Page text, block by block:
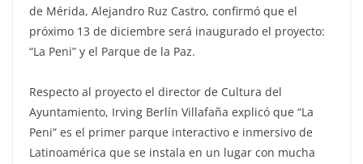
de Mérida, Alejandro Ruz Castro, confirmó que el
próximo 13 de diciembre será inaugurado el proyecto:
“La Peni” y el Parque de la Paz.
Respecto al proyecto el director de Cultura del
Ayuntamiento, Irving Berlín Villafaña explicó que “La
Peni” es el primer parque interactivo e inmersivo de
Latinoamérica que se instala en un lugar con mucha